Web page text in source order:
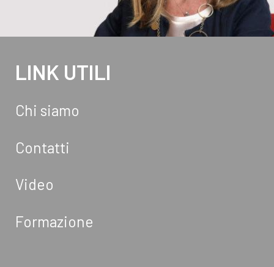
LINK UTILI
Chi siamo
Contatti
Video
Formazione